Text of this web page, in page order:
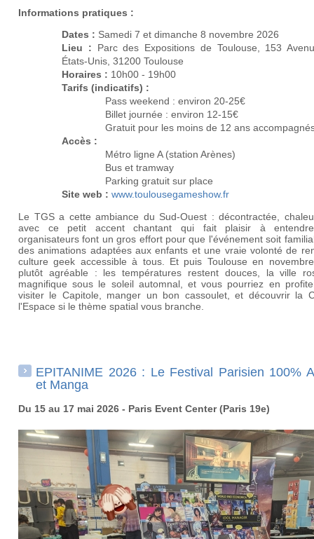
Informations pratiques :
Dates : Samedi 7 et dimanche 8 novembre 2026
Lieu : Parc des Expositions de Toulouse, 153
États-Unis, 31200 Toulouse
Horaires : 10h00 - 19h00
Tarifs (indicatifs) :
Pass weekend : environ 20-25€
Billet journée : environ 12-15€
Gratuit pour les moins de 12 ans
Accès :
Métro ligne A (station Arènes)
Bus et tramway
Parking gratuit sur place
Site web : www.toulousegameshow.fr
Le TGS a cette ambiance du Sud-Ouest : décontractée,
avec ce petit accent chantant qui fait plaisir à
organisateurs font un gros effort pour que l'événement soit
des animations adaptées aux enfants et une vraie volonté de
culture geek accessible à tous. Et puis Toulouse en
plutôt agréable : les températures restent douces, la ville
magnifique sous le soleil automnal, et vous pourriez en
visiter le Capitole, manger un bon cassoulet, et découvrir la
l'Espace si le thème spatial vous branche.
EPITANIME 2026 : Le Festival Parisien 100%
et Manga
Du 15 au 17 mai 2026 - Paris Event Center (Paris 19e)